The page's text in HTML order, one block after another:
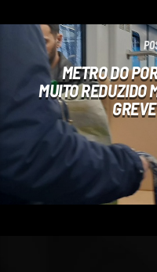
METRO DO
MUITO REDUZIDO